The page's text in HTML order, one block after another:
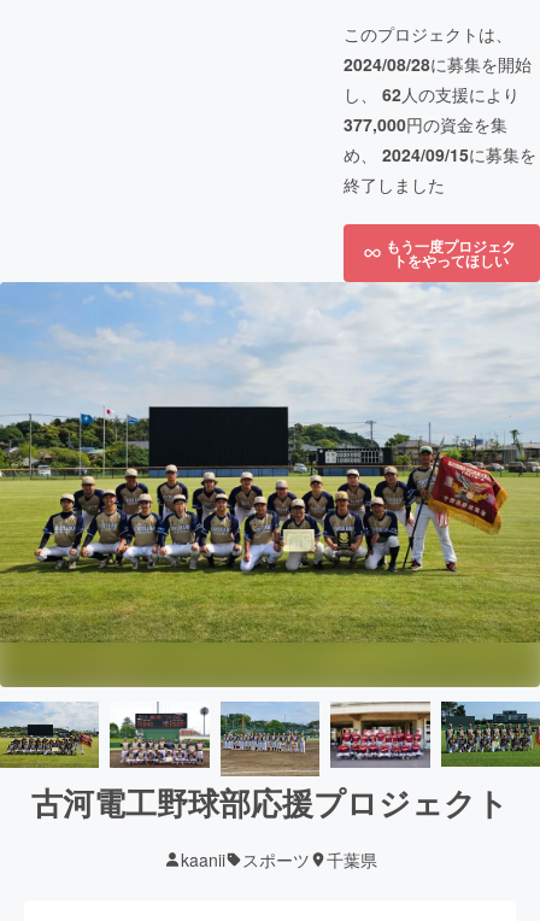
このプロジェクトは、
2024/08/28に募集を開始
し、 62人の支援により
377,000円の資金を集
め、 2024/09/15に募集を
終了しました
もう一度プロジェク
トをやってほしい
古河電工野球部応援プロジェクト
kaanii スポーツ 千葉県